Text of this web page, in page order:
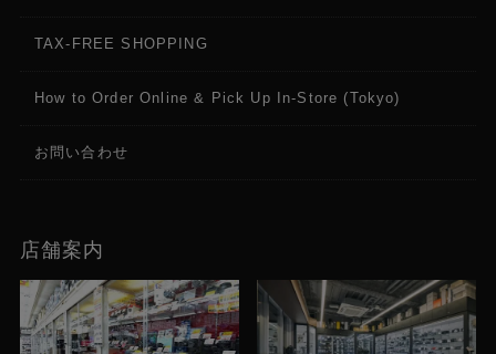
TAX-FREE SHOPPING
How to Order Online & Pick Up In-Store (Tokyo)
お問い合わせ
店舗案内